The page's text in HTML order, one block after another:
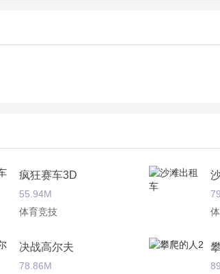
疯狂赛车3D
55.94M
体育竞技
决战高尔夫
78.86M